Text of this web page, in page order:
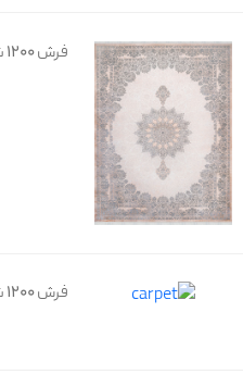
فرش 1200 شانه کلکسیون هانا کد 138536
فرش 1200 شانه کلکسیون هانا کد 138221